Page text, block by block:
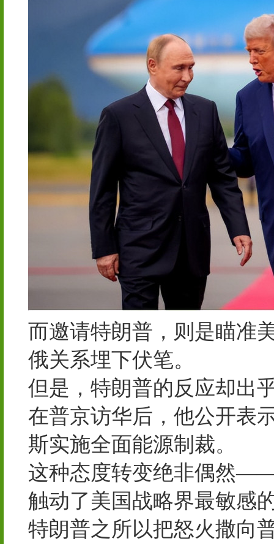
而邀请特朗普，则是瞄准
俄关系埋下伏笔。
但是，特朗普的反应却出
在普京访华后，他公开表
斯实施全面能源制裁。
这种态度转变绝非偶然
触动了美国战略界最敏感
特朗普之所以把怒火撒向